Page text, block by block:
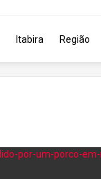
Itabira Região